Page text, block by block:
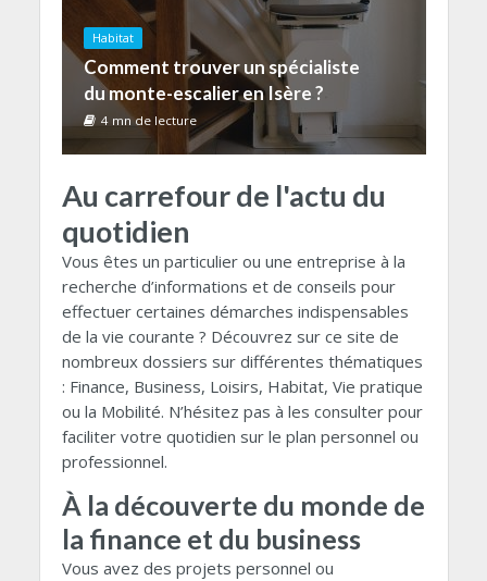
Habitat
Comment trouver un spécialiste
du monte-escalier en Isère ?
4 mn de lecture
Au carrefour de l'actu du
quotidien
Vous êtes un particulier ou une entreprise à la
recherche d’informations et de conseils pour
effectuer certaines démarches indispensables
de la vie courante ? Découvrez sur ce site de
nombreux dossiers sur différentes thématiques
: Finance, Business, Loisirs, Habitat, Vie pratique
ou la Mobilité. N’hésitez pas à les consulter pour
faciliter votre quotidien sur le plan personnel ou
professionnel.
À la découverte du monde de
la finance et du business
Vous avez des projets personnel ou